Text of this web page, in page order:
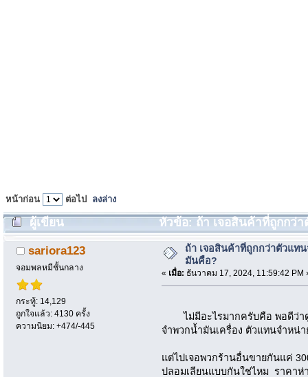
หน้าก่อน ต่อไป ลงล่าง
ผู้เขียน หัวข้อ: ถ้า เจอสินค้าที่ถูกกว่
sariora123
จอมพลหมีชั้นกลาง
กระทู้: 14,129
ถูกใจแล้ว: 4130 ครั้ง
ความนิยม: +474/-445
ถ้า เจอสินค้าที่ถูกกว่าตัวแท
มันคือ?
« เมื่อ: ธันวาคม 17, 2024, 11:59:42 PM
ไม่มีอะไรมากครับคือ พอดีว่า
จำพวกน้ำมันเครื่อง ตัวแทนจำหน่
แต่ไปเจอพวกร้านอื่นขายกันแค่
ปลอมเลียนแบบกันใช่ไหม ราคาห่